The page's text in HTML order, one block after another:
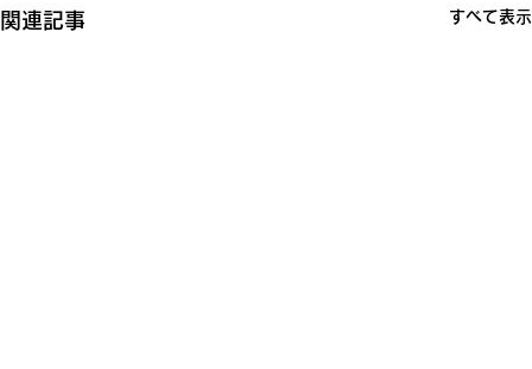
関連記事 すべて表示